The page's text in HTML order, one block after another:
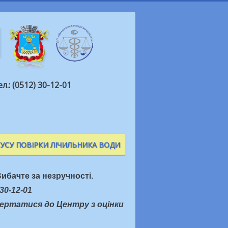
(0512) 30-12-01
ПОВІРКИ ЛІЧИЛЬНИКА ВОДИ
за незручності.
12-01
до Центру з оцінки